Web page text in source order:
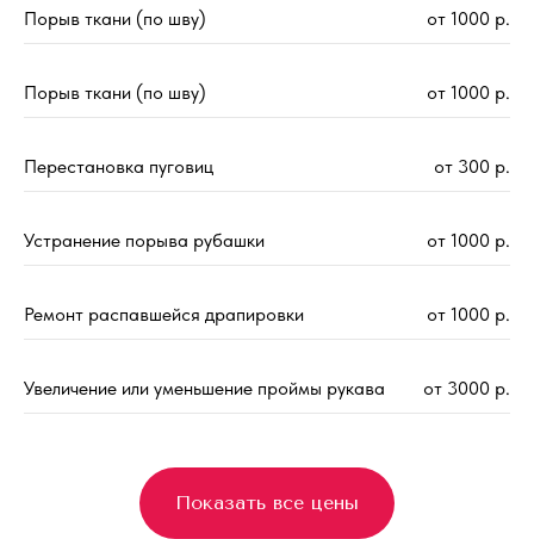
Порыв ткани (по шву) от 1000 р.
Порыв ткани (по шву) от 1000 р.
Перестановка пуговиц от 300 р.
Устранение порыва рубашки от 1000 р.
Ремонт распавшейся драпировки от 1000 р.
Увеличение или уменьшение проймы рукава от 3000 р.
Показать все цены